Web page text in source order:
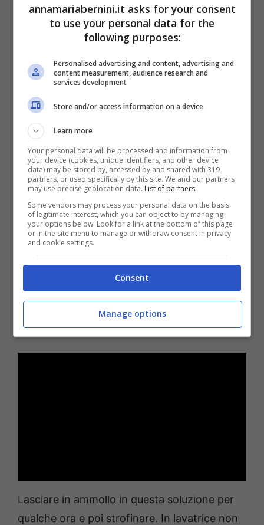
della cucina ma anche i fornelli, le superfici
del bagno, i pavimenti, i vetri e gli specchi e
molto altro. Si possono riutilizzare purché si
lavino bene. Infatti,per prolungarne la vita
utile, bisogna lavarli dopo ogni utilizzo o
almeno ogni tre utilizzi, altrimenti inizieranno
a puzzare ma soprattutto ad accumulare
batteri, anche pericolosi, ed umidità.
Quindi si possono lavare sia a mano sia in
lavatrice. Prima di lavarli, scuoterli ben bene
dalla polvere e dallo sporco. A mano si
possono immergere in un contenitore di
acqua fredda per 5 minuti, quindi strofinare
per togliere lo sporco e poi far asciugare,
meglio se all’aria aperta. Altrimenti si può
usare acqua tiepida, bicarbonato di sodio e
aceto detergente.
Lasciare in ammollo in questa soluzione per
qualche ora e poi strofinare. In lavatrice non
annamariabernini.it asks for your consent
to use your personal data for the
following purposes:
Personalised advertising and content, advertising and
content measurement, audience research and
services development
Store and/or access information on a device
Learn more
Your personal data will be processed and information from
your device (cookies, unique identifiers, and other device
data) may be stored by, accessed by and shared with 319
partners, or used specifically by this site. We and our partners
may use precise geolocation data. List of partners.
Some vendors may process your personal data on the basis
of legitimate interest, which you can object to by managing
your options below. Look for a link at the bottom of this page
or in the site menu to manage or withdraw consent in privacy
and cookie settings.
Consent
Manage options